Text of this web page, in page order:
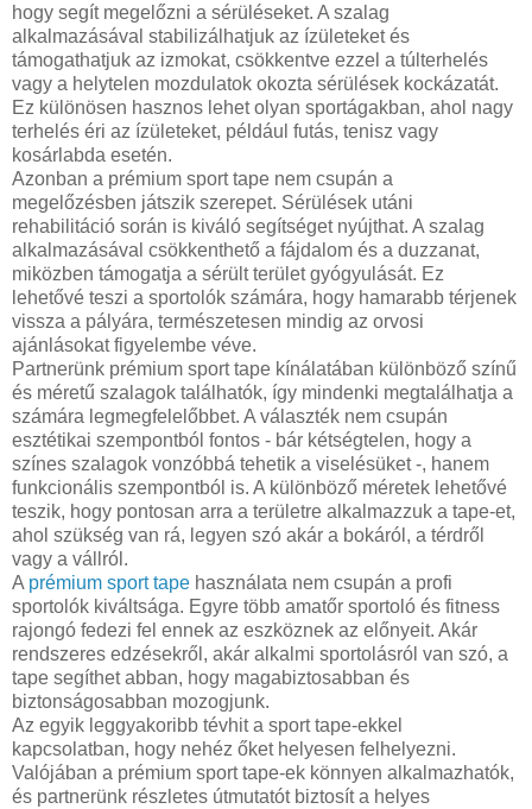
hogy segít megelőzni a sérüléseket. A szalag
alkalmazásával stabilizálhatjuk az ízületeket és
támogathatjuk az izmokat, csökkentve ezzel a túlterhelés
vagy a helytelen mozdulatok okozta sérülések kockázatát.
Ez különösen hasznos lehet olyan sportágakban, ahol nagy
terhelés éri az ízületeket, például futás, tenisz vagy
kosárlabda esetén.
Azonban a prémium sport tape nem csupán a
megelőzésben játszik szerepet. Sérülések utáni
rehabilitáció során is kiváló segítséget nyújthat. A szalag
alkalmazásával csökkenthető a fájdalom és a duzzanat,
miközben támogatja a sérült terület gyógyulását. Ez
lehetővé teszi a sportolók számára, hogy hamarabb térjenek
vissza a pályára, természetesen mindig az orvosi
ajánlásokat figyelembe véve.
Partnerünk prémium sport tape kínálatában különböző színű
és méretű szalagok találhatók, így mindenki megtalálhatja a
számára legmegfelelőbbet. A választék nem csupán
esztétikai szempontból fontos - bár kétségtelen, hogy a
színes szalagok vonzóbbá tehetik a viselésüket -, hanem
funkcionális szempontból is. A különböző méretek lehetővé
teszik, hogy pontosan arra a területre alkalmazzuk a tape-et,
ahol szükség van rá, legyen szó akár a bokáról, a térdről
vagy a vállról.
A prémium sport tape használata nem csupán a profi
sportolók kiváltsága. Egyre több amatőr sportoló és fitness
rajongó fedezi fel ennek az eszköznek az előnyeit. Akár
rendszeres edzésekről, akár alkalmi sportolásról van szó, a
tape segíthet abban, hogy magabiztosabban és
biztonságosabban mozogjunk.
Az egyik leggyakoribb tévhit a sport tape-ekkel
kapcsolatban, hogy nehéz őket helyesen felhelyezni.
Valójában a prémium sport tape-ek könnyen alkalmazhatók,
és partnerünk részletes útmutatót biztosít a helyes